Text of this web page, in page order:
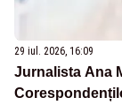
29 iul. 2026, 16:09
Jurnalista Ana